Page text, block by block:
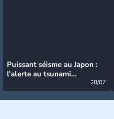
Puissant séisme au Japon :
l’alerte au tsunami
28/07